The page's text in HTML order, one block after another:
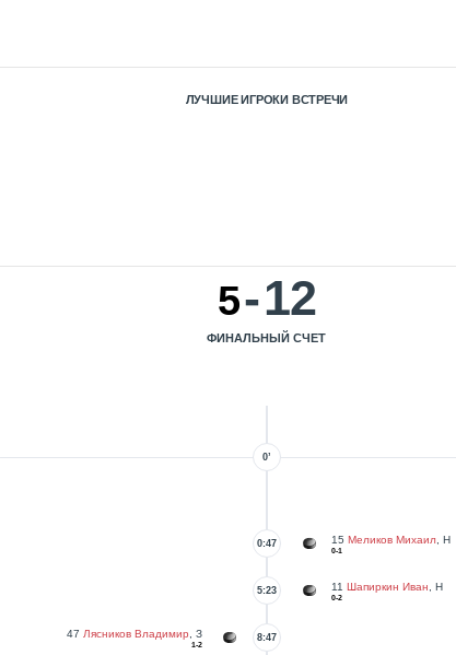
ЛУЧШИЕ ИГРОКИ ВСТРЕЧИ
5-12
ФИНАЛЬНЫЙ СЧЕТ
0’
15 Меликов Михаил , Н
0-1
0:47
11 Шапиркин Иван , Н
0-2
5:23
47 Лясников Владимир , З
1-2
8:47